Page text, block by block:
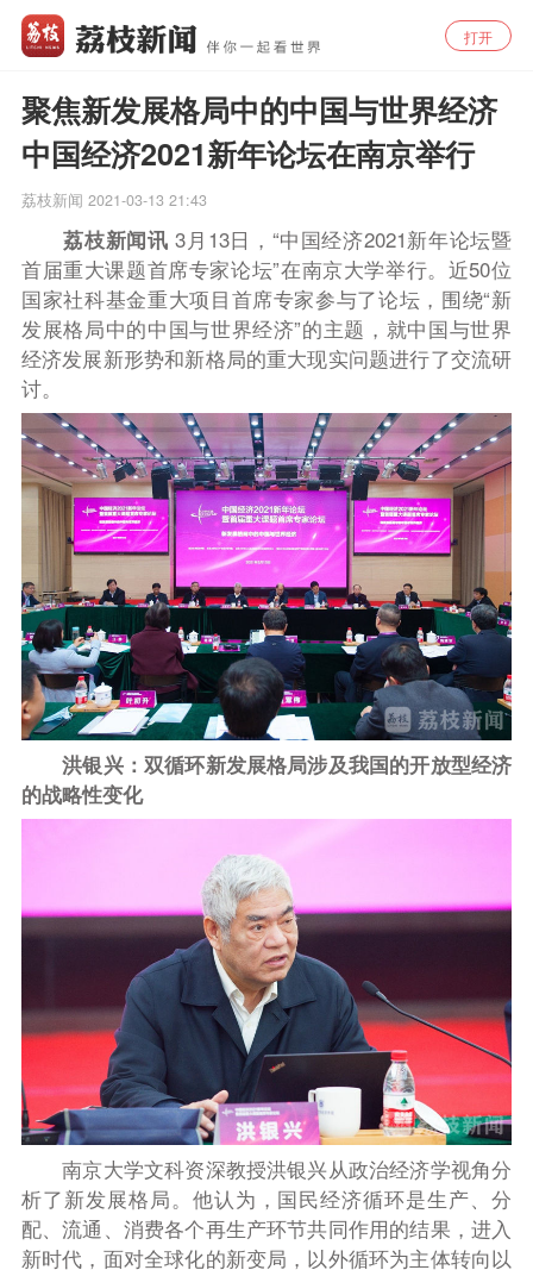
打开
聚焦新发展格局中的中国与世界经济
中国经济2021新年论坛在南京举行
荔枝新闻 2021-03-13 21:43
荔枝新闻讯 3月13日， “中国经济2021新年论坛暨
首届重大课题首席专家论坛”在南京大学举行。近50位
国家社科基金重大项目首席专家参与了论坛，围绕“新
发展格局中的中国与世界经济”的主题， 就中国与世界
经济发展新形势和新格局的重大现实问题进行了交流研
讨。
洪银兴：双循环新发展格局涉及我国的开放型经济
的战略性变化
南京大学文科资深教授洪银兴从政治经济学视角分
析了新发展格局。他认为，国民经济循环是生产、分
配、流通、消费各个再生产环节共同作用的结果，进入
新时代，面对全球化的新变局，以外循环为主体转向以